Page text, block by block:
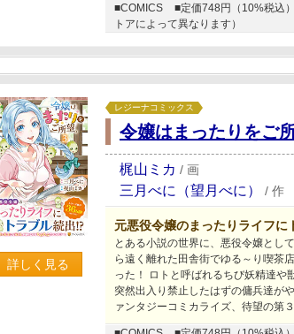
■COMICS ■定価748円（10%税込）
トアによって異なります）
詳しく見る
レジーナコミックス
令嬢はまったりをご
梶山ミカ / 画
三月べに（望月べに） / 作
元悪役令嬢のまったりライフに
とある小説の世界に、悪役令嬢とし
ら遠く離れた田舎街でゆる～り喫茶
った！ ロトと呼ばれるちび妖精達や
突然出入り禁止したはずの傭兵達が
ァンタジーコミカライズ、待望の第３